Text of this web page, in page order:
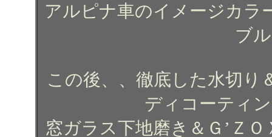
アルピナ車のイメージカラ
ブ
この後、、徹底した水切り
ディコーティ
窓ガラス下地磨き＆Ｇ’Ｚ